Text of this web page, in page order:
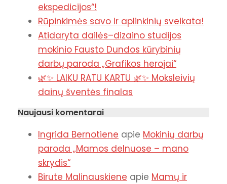
ekspedicijos“!
Rūpinkimės savo ir aplinkinių sveikata!
Atidaryta dailės–dizaino studijos
mokinio Fausto Dundos kūrybinių
darbų paroda „Grafikos herojai“
🌿✨ LAIKU RATU KARTU 🌿✨ Moksleivių
dainų šventės finalas
Naujausi komentarai
Ingrida Bernotiene apie Mokinių darbų
paroda „Mamos delnuose – mano
skrydis“
Birute Malinauskiene apie Mamų ir